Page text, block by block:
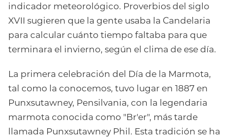
indicador meteorológico. Proverbios del siglo
XVII sugieren que la gente usaba la Candelaria
para calcular cuánto tiempo faltaba para que
terminara el invierno, según el clima de ese día.
La primera celebración del Día de la Marmota,
tal como la conocemos, tuvo lugar en 1887 en
Punxsutawney, Pensilvania, con la legendaria
marmota conocida como "Br'er", más tarde
llamada Punxsutawney Phil. Esta tradición se ha